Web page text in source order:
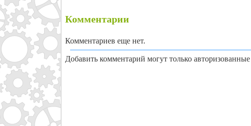
Комментарии
Комментариев еще нет.
Добавить комментарий могут только авторизованные